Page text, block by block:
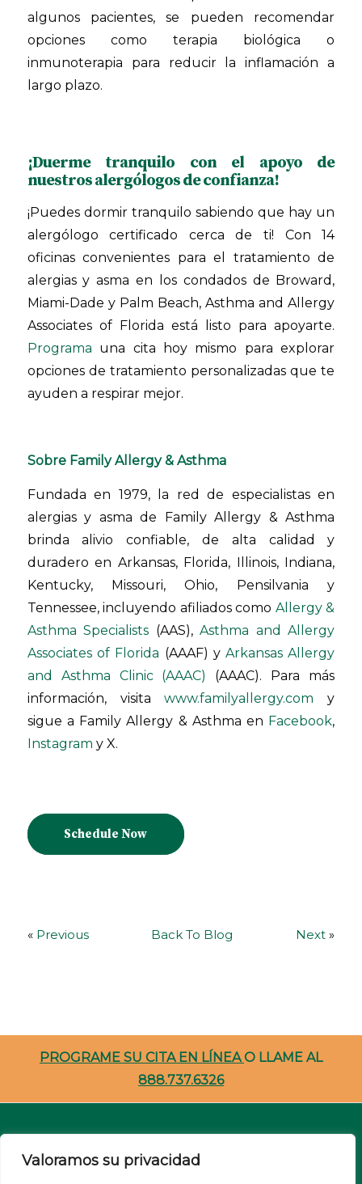
Valoramos su privacidad
algunos pacientes, se pueden recomendar
opciones como terapia biológica o
inmunoterapia para reducir la inflamación a
largo plazo.
¡Duerme tranquilo con el apoyo de
nuestros alergólogos de confianza!
¡Puedes dormir tranquilo sabiendo que hay un
alergólogo certificado cerca de ti! Con 14
oficinas convenientes para el tratamiento de
alergias y asma en los condados de Broward,
Miami-Dade y Palm Beach, Asthma and Allergy
Associates of Florida está listo para apoyarte.
Programa una cita hoy mismo para explorar
opciones de tratamiento personalizadas que te
ayuden a respirar mejor.
Sobre Family Allergy & Asthma
Fundada en 1979, la red de especialistas en
alergias y asma de Family Allergy & Asthma
brinda alivio confiable, de alta calidad y
duradero en Arkansas, Florida, Illinois, Indiana,
Kentucky, Missouri, Ohio, Pensilvania y
Tennessee, incluyendo afiliados como Allergy &
Asthma Specialists (AAS),Asthma and Allergy
Associates of Florida (AAAF) yArkansas Allergy
and Asthma Clinic (AAAC)
(AAAC). Para más
información, visitawww.familyallergy.com y
sigue a Family Allergy & Asthma en Facebook,
Instagram y X.
Schedule Now
« Previous Back To Blog Next »
PROGRAME SU CITA EN LÍNEAO LLAME AL
888.737.6326
Carreras